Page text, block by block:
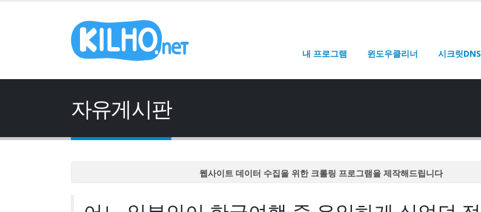
내 프로그램 윈도우클리너 시크릿DNS
자유게시판
웹사이트 데이터 수집을 위한 크롤링 프로그램을 제작해드립니다
웹사이트 데이터 수집을 위한 크롤링 프로그램을 제작해드립니다